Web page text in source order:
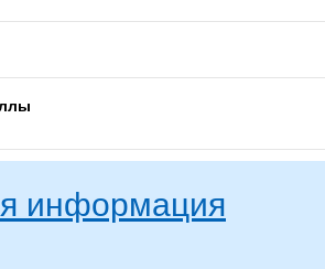
информация